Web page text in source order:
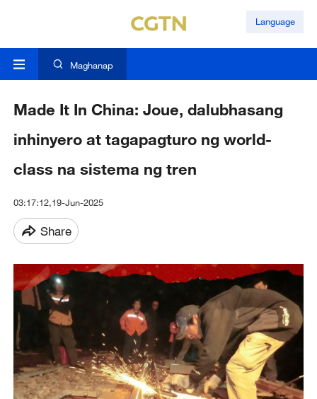
Language
Maghanap
Made It In China: Joue, dalubhasang
inhinyero at tagapagturo ng world-
class na sistema ng tren
03:17:12,19-Jun-2025
Share